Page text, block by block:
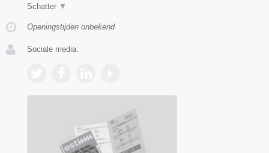
Schatter ▼
Openingstijden onbekend
Sociale media: